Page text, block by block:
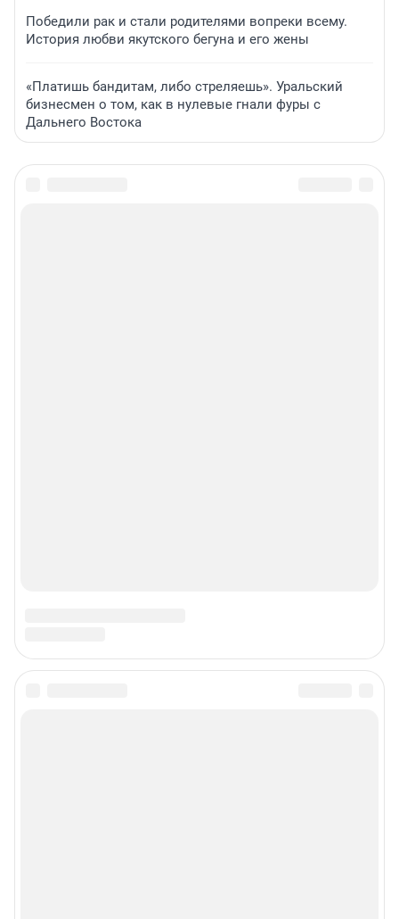
Победили рак и стали родителями вопреки всему.
История любви якутского бегуна и его жены
«Платишь бандитам, либо стреляешь». Уральский
бизнесмен о том, как в нулевые гнали фуры с
Дальнего Востока